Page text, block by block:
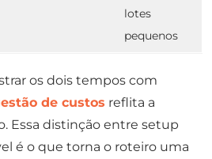
lotes
pequenos
os dois tempos com
de custos reflita a
Essa distinção entre setup
é o que torna o roteiro uma